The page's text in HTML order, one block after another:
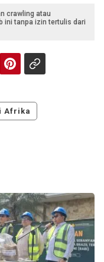
crawling atau
ini tanpa izin tertulis dari
Afrika